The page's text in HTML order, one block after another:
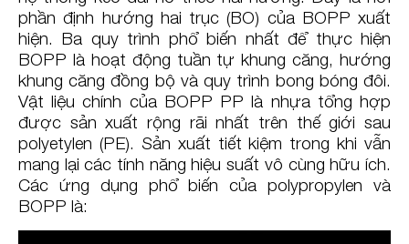
phần định hướng hai trục (BO) của BOPP xuất
hiện. Ba quy trình phổ biến nhất để thực hiện
BOPP là hoạt động tuần tự khung căng, hướng
khung căng đồng bộ và quy trình bong bóng đôi.
Vật liệu chính của BOPP PP là nhựa tổng hợp
được sản xuất rộng rãi nhất trên thế giới sau
polyetylen (PE). Sản xuất tiết kiệm trong khi vẫn
mang lại các tính năng hiệu suất vô cùng hữu ích.
Các ứng dụng phổ biến của polypropylen và
BOPP là: